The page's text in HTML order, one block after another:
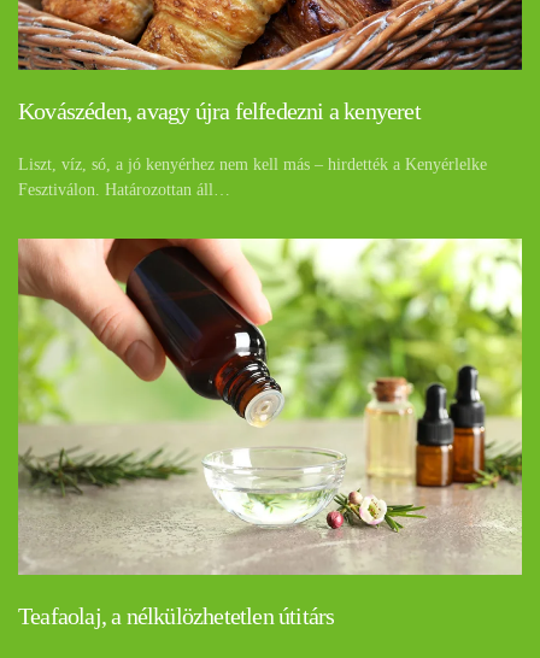
Kovászéden, avagy újra felfedezni a kenyeret
Liszt, víz, só, a jó kenyérhez nem kell más – hirdették a Kenyérlelke
Fesztiválon. Határozottan áll…
Teafaolaj, a nélkülözhetetlen útitárs